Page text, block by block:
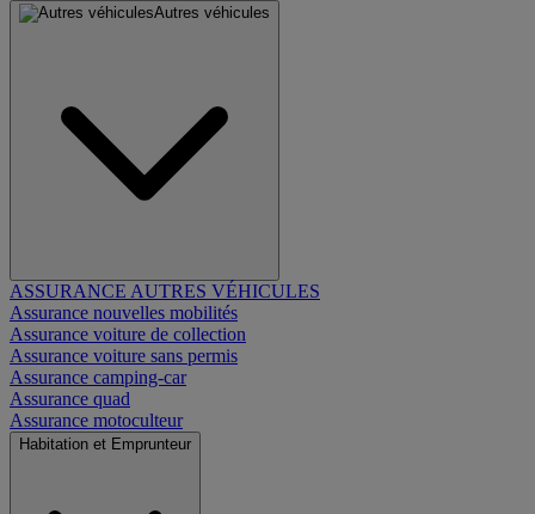
Autres véhicules
ASSURANCE AUTRES VÉHICULES
Assurance nouvelles mobilités
Assurance voiture de collection
Assurance voiture sans permis
Assurance camping-car
Assurance quad
Assurance motoculteur
Habitation et Emprunteur